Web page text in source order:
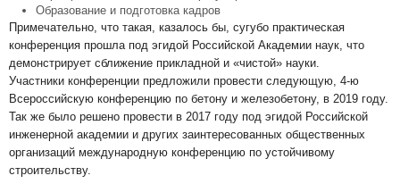
Образование и подготовка кадров
Примечательно, что такая, казалось бы, сугубо практическая
конференция прошла под эгидой Российской Академии наук, что
демонстрирует сближение прикладной и «чистой» науки.
Участники конференции предложили провести следующую, 4-ю
Всероссийскую конференцию по бетону и железобетону, в 2019 году.
Так же было решено провести в 2017 году под эгидой Российской
инженерной академии и других заинтересованных общественных
организаций международную конференцию по устойчивому
строительству.